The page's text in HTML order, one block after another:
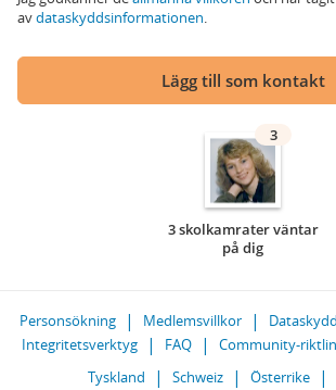
avdataskyddsinformationen.
Lägg till som kontakt
3
3 skolkamrater väntar
på dig
Personsökning Medlemsvillkor Dataskydd
Integritetsverktyg
FAQ Community-
Tyskland
Schweiz Österrike